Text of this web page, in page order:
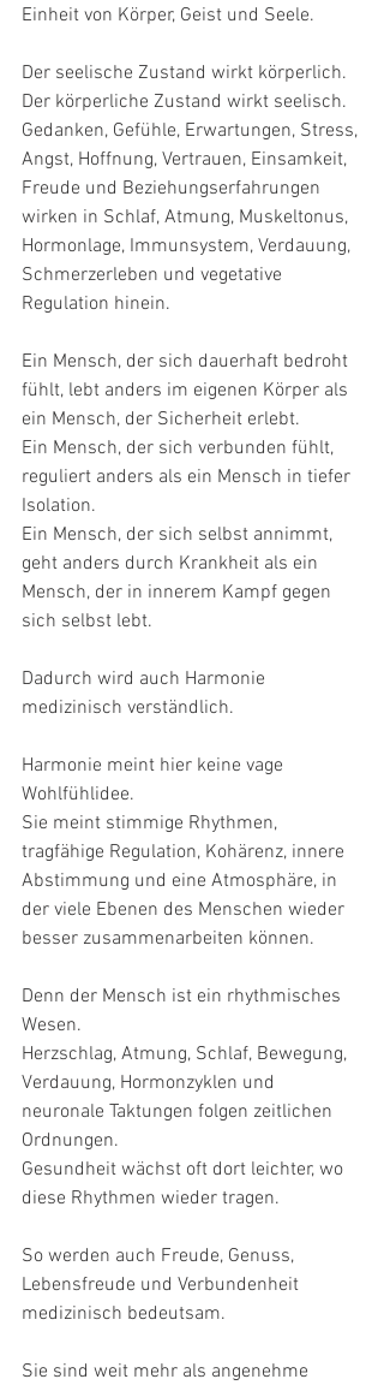
Einheit von Körper, Geist und Seele.
Der seelische Zustand wirkt körperlich.
Der körperliche Zustand wirkt seelisch.
Gedanken, Gefühle, Erwartungen, Stress,
Angst, Hoffnung, Vertrauen, Einsamkeit,
Freude und Beziehungserfahrungen
wirken in Schlaf, Atmung, Muskeltonus,
Hormonlage, Immunsystem, Verdauung,
Schmerzerleben und vegetative
Regulation hinein.
Ein Mensch, der sich dauerhaft bedroht
fühlt, lebt anders im eigenen Körper als
ein Mensch, der Sicherheit erlebt.
Ein Mensch, der sich verbunden fühlt,
reguliert anders als ein Mensch in tiefer
Isolation.
Ein Mensch, der sich selbst annimmt,
geht anders durch Krankheit als ein
Mensch, der in innerem Kampf gegen
sich selbst lebt.
Dadurch wird auch Harmonie
medizinisch verständlich.
Harmonie meint hier keine vage
Wohlfühlidee.
Sie meint stimmige Rhythmen,
tragfähige Regulation, Kohärenz, innere
Abstimmung und eine Atmosphäre, in
der viele Ebenen des Menschen wieder
besser zusammenarbeiten können.
Denn der Mensch ist ein rhythmisches
Wesen.
Herzschlag, Atmung, Schlaf, Bewegung,
Verdauung, Hormonzyklen und
neuronale Taktungen folgen zeitlichen
Ordnungen.
Gesundheit wächst oft dort leichter, wo
diese Rhythmen wieder tragen.
So werden auch Freude, Genuss,
Lebensfreude und Verbundenheit
medizinisch bedeutsam.
Sie sind weit mehr als angenehme